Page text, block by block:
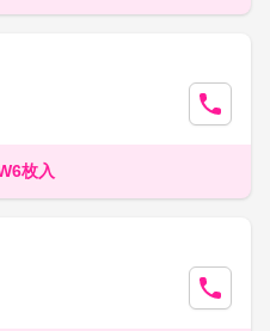
枚入